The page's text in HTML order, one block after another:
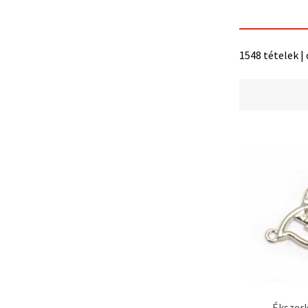
1548 tételek |